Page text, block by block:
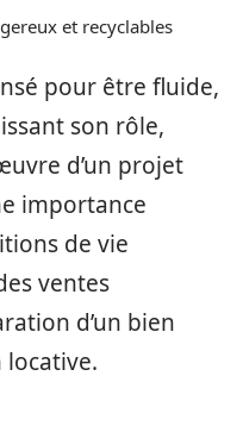
et recyclables
pour être fluide,
son rôle,
d’un projet
importance
de vie
ventes
d’un bien